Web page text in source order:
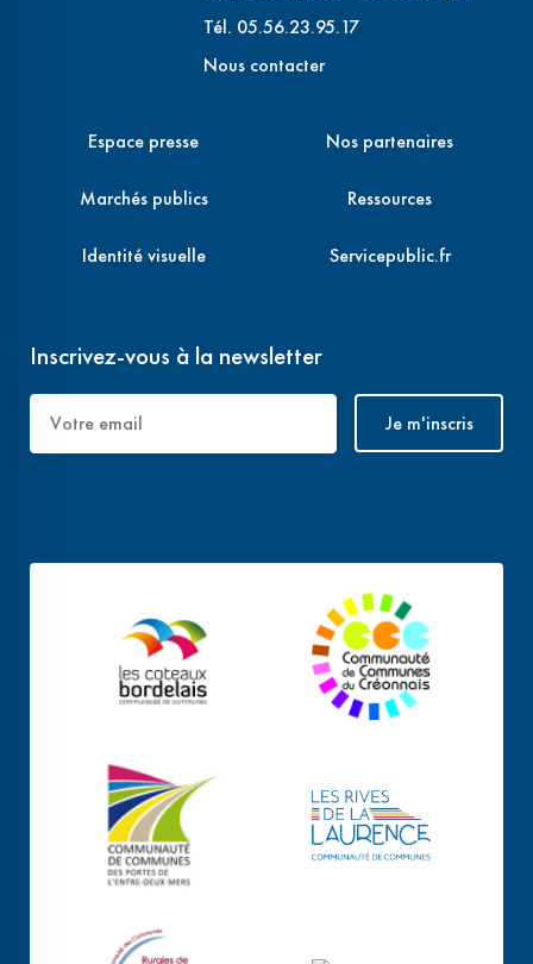
Tél. 05.56.23.95.17
Nous contacter
Espace presse
Marchés publics
Identité visuelle
Nos partenaires
Ressources
Servicepublic.fr
Inscrivez-vous à la newsletter